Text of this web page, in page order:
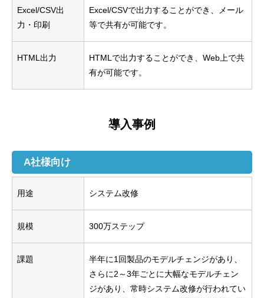
Excel/CSV出
力・印刷
Excel/CSVで出力することができ、メール
等で共有が可能です。
HTML出力
HTMLで出力することができ、Web上で共
有が可能です。
導入事例
A社様向け
用途 システム改修
規模 300万ステップ
課題
半年に1回製品のモデルチェンジがあり、
さらに2～3年ごとに大幅なモデルチェン
ジがあり、常時システム改修が行われてい